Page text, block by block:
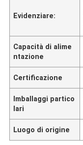
Evidenziare:
Capacità di alime
ntazione
Certificazione
Imballaggi partico
lari
Luogo di origine